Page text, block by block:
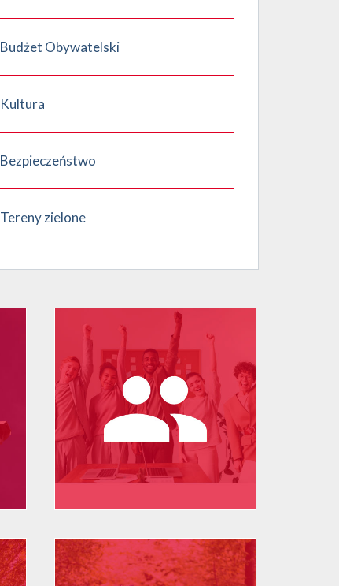
Budżet Obywatelski
Kultura
Bezpieczeństwo
Tereny zielone